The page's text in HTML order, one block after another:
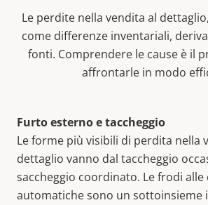
Le perdite nella vendita al
come differenze inventariali,
fonti. Comprendere le cause è il
affrontarle in modo
Furto esterno e taccheggio
Le forme più visibili di perdita nella
dettaglio vanno dal taccheggio
saccheggio coordinato. Le frodi alle
automatiche sono un sottoinsieme